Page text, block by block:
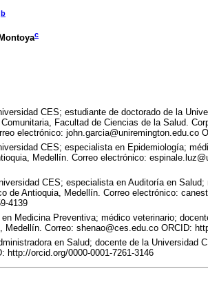
b
c
CES; estudiante de doctorado de la
Facultad de Ciencias de la Salud.
electrónico: john.garcia@uniremington.edu.co
CES; especialista en Epidemiología;
Medellín. Correo electrónico:
CES; especialista en Auditoría en
de Antioquia, Medellín. Correo electrónico:
4139
Medicina Preventiva; médico veterinario;
Correo: shenao@ces.edu.co ORCID:
en Salud; docente de la Universidad
http://orcid.org/0000-0001-7261-3146